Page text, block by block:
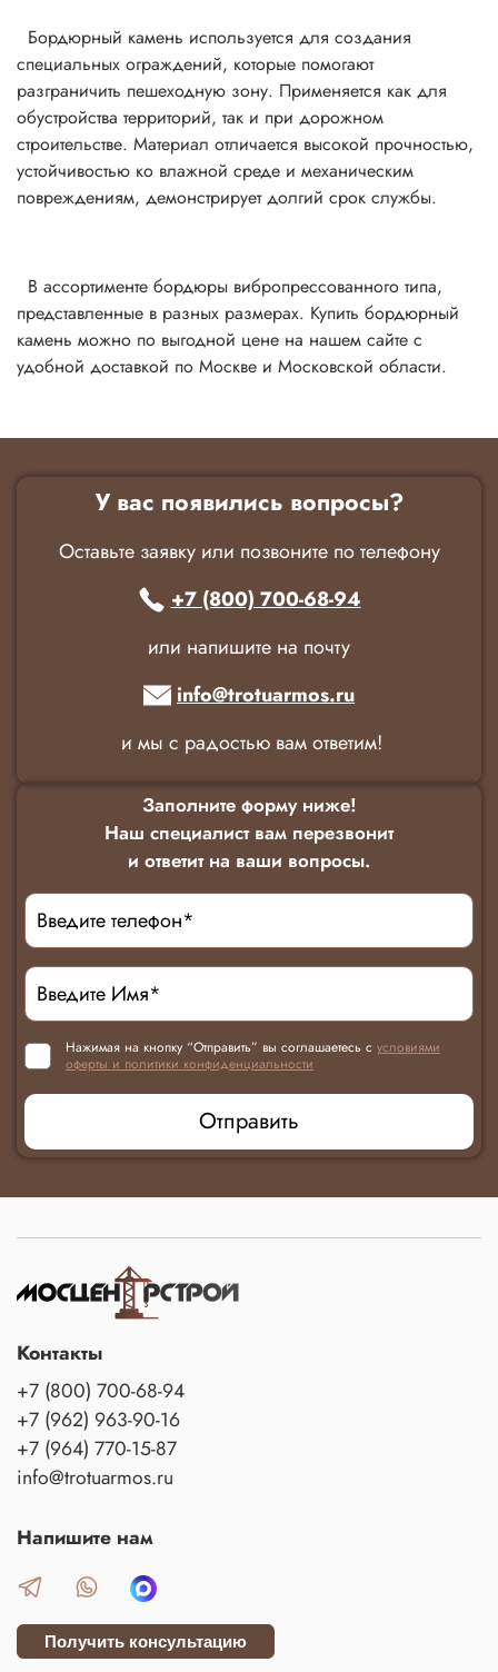
Бордюрный камень используется для создания
специальных ограждений, которые помогают
разграничить пешеходную зону. Применяется как для
обустройства территорий, так и при дорожном
строительстве. Материал отличается высокой прочностью,
устойчивостью ко влажной среде и механическим
повреждениям, демонстрирует долгий срок службы.
В ассортименте бордюры вибропрессованного типа,
представленные в разных размерах. Купить бордюрный
камень можно по выгодной цене на нашем сайте с
удобной доставкой по Москве и Московской области.
У вас появились вопросы?
Оставьте заявку или позвоните по телефону
+7 (800) 700-68-94
или напишите на почту
info@trotuarmos.ru
и мы с радостью вам ответим!
Заполните форму ниже!
Наш специалист вам перезвонит
и ответит на ваши вопросы.
Нажимая на кнопку “Отправить” вы соглашаетесь с условиями
оферты и политики конфиденциальности
Отправить
Контакты
+7 (800) 700-68-94
+7 (962) 963-90-16
+7 (964) 770-15-87
info@trotuarmos.ru
Напишите нам
Получить консультацию